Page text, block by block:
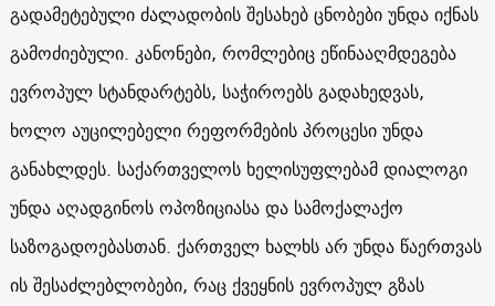
გადამეტებული ძალადობის შესახებ ცნობები უნდა იქნას
გამოძიებული. კანონები, რომლებიც ეწინააღმდეგება
ევროპულ სტანდარტებს, საჭიროებს გადახედვას,
ხოლო აუცილებელი რეფორმების პროცესი უნდა
განახლდეს. საქართველოს ხელისუფლებამ დიალოგი
უნდა აღადგინოს ოპოზიციასა და სამოქალაქო
საზოგადოებასთან. ქართველ ხალხს არ უნდა წაერთვას
ის შესაძლებლობები, რაც ქვეყნის ევროპულ გზას